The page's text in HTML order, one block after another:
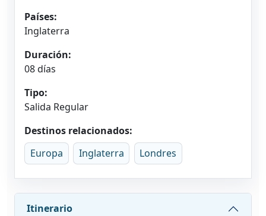
Países:
Inglaterra
Duración:
08 días
Tipo:
Salida Regular
Destinos relacionados:
Europa
Inglaterra Londres
Itinerario